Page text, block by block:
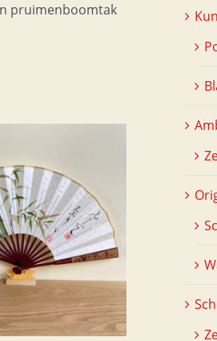
pruimenboomtak